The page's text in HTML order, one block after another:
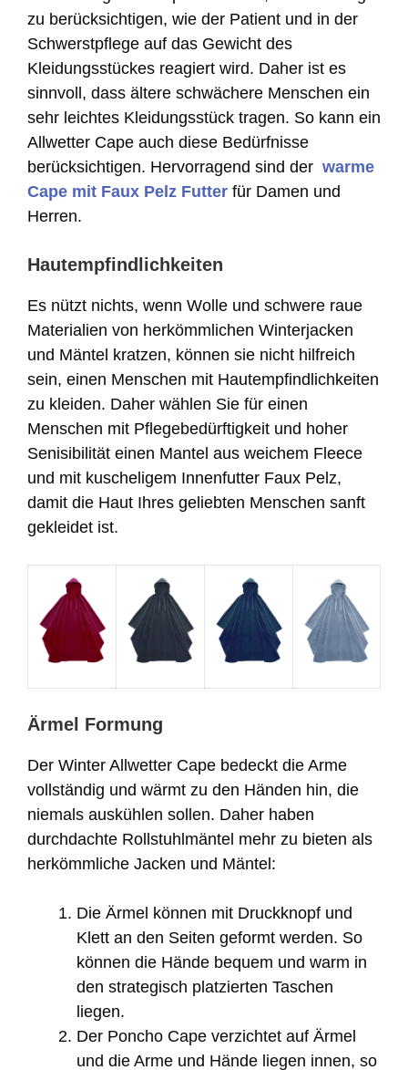
zu berücksichtigen, wie der Patient und in der
Schwerstpflege auf das Gewicht des
Kleidungsstückes reagiert wird. Daher ist es
sinnvoll, dass ältere schwächere Menschen ein
sehr leichtes Kleidungsstück tragen. So kann ein
Allwetter Cape auch diese Bedürfnisse
berücksichtigen. Hervorragend sind der warme
Cape mit Faux Pelz Futter für Damen und
Herren.
Hautempfindlichkeiten
Es nützt nichts, wenn Wolle und schwere raue
Materialien von herkömmlichen Winterjacken
und Mäntel kratzen, können sie nicht hilfreich
sein, einen Menschen mit Hautempfindlichkeiten
zu kleiden. Daher wählen Sie für einen
Menschen mit Pflegebedürftigkeit und hoher
Senisibilität einen Mantel aus weichem Fleece
und mit kuscheligem Innenfutter Faux Pelz,
damit die Haut Ihres geliebten Menschen sanft
gekleidet ist.
Ärmel Formung
Der Winter Allwetter Cape bedeckt die Arme
vollständig und wärmt zu den Händen hin, die
niemals auskühlen sollen. Daher haben
durchdachte Rollstuhlmäntel mehr zu bieten als
herkömmliche Jacken und Mäntel:
Die Ärmel können mit Druckknopf und
Klett an den Seiten geformt werden. So
können die Hände bequem und warm in
den strategisch platzierten Taschen
liegen.
Der Poncho Cape verzichtet auf Ärmel
und die Arme und Hände liegen innen, so